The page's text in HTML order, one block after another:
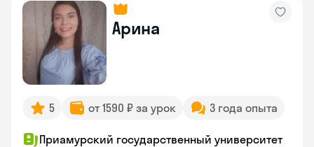
Арина
5 от 1590 ₽ за урок 3 года опыта
Приамурский государственный университет